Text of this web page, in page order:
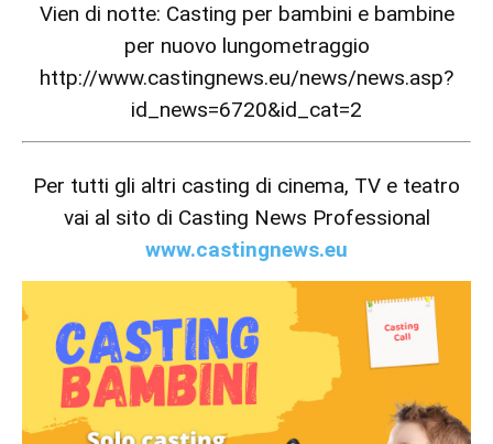
Vien di notte: Casting per bambini e bambine
per nuovo lungometraggio
http://www.castingnews.eu/news/news.asp?
id_news=6720&id_cat=2
Per tutti gli altri casting di cinema, TV e teatro
vai al sito di Casting News Professional
www.castingnews.eu